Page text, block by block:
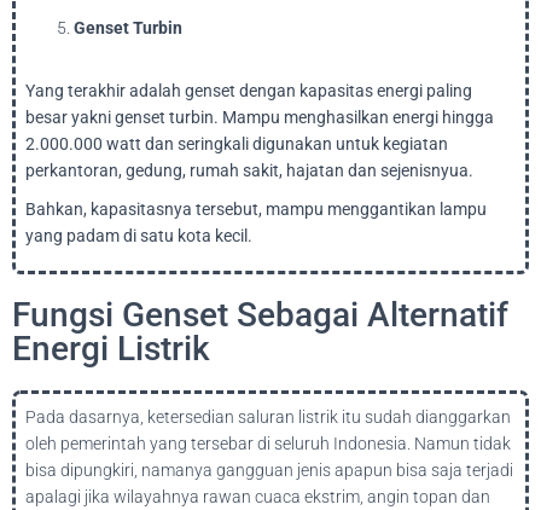
Genset Turbin
Yang terakhir adalah genset dengan kapasitas energi paling
besar yakni genset turbin. Mampu menghasilkan energi hingga
2.000.000 watt dan seringkali digunakan untuk kegiatan
perkantoran, gedung, rumah sakit, hajatan dan sejenisnyua.
Bahkan, kapasitasnya tersebut, mampu menggantikan lampu
yang padam di satu kota kecil.
Fungsi Genset Sebagai Alternatif
Energi Listrik
Pada dasarnya, ketersedian saluran listrik itu sudah dianggarkan
oleh pemerintah yang tersebar di seluruh Indonesia. Namun tidak
bisa dipungkiri, namanya gangguan jenis apapun bisa saja terjadi
apalagi jika wilayahnya rawan cuaca ekstrim, angin topan dan